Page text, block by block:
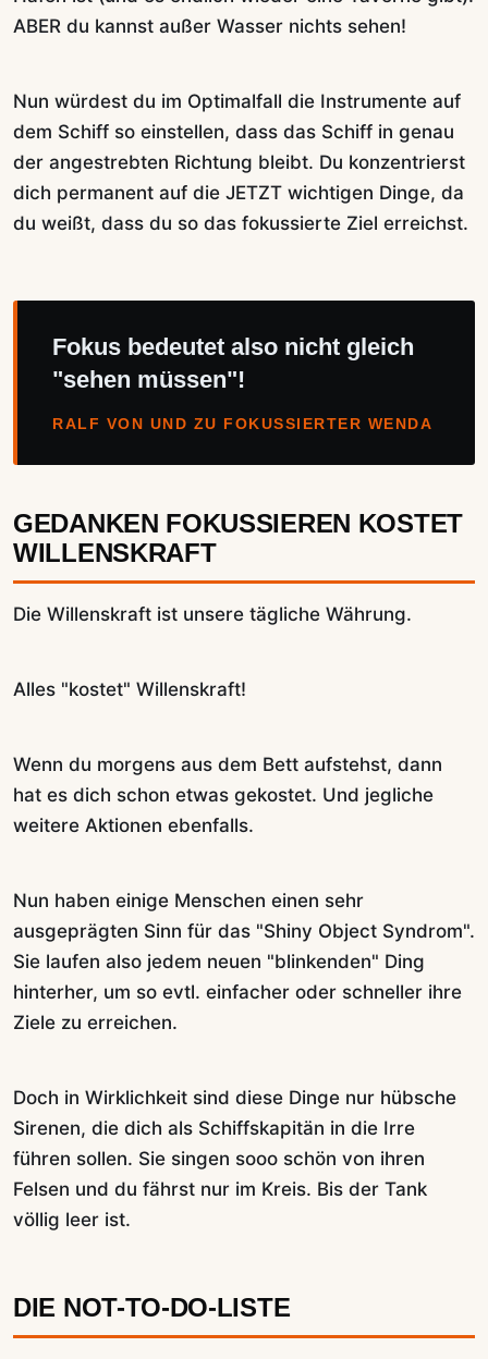
ABER du kannst außer Wasser nichts sehen!
Nun würdest du im Optimalfall die Instrumente auf
dem Schiff so einstellen, dass das Schiff in genau
der angestrebten Richtung bleibt. Du konzentrierst
dich permanent auf die JETZT wichtigen Dinge, da
du weißt, dass du so das fokussierte Ziel erreichst.
Fokus bedeutet also nicht gleich
"sehen müssen"!
RALF VON UND ZU FOKUSSIERTER WENDA
GEDANKEN FOKUSSIEREN KOSTET
WILLENSKRAFT
Die Willenskraft ist unsere tägliche Währung.
Alles "kostet" Willenskraft!
Wenn du morgens aus dem Bett aufstehst, dann
hat es dich schon etwas gekostet. Und jegliche
weitere Aktionen ebenfalls.
Nun haben einige Menschen einen sehr
ausgeprägten Sinn für das "Shiny Object Syndrom".
Sie laufen also jedem neuen "blinkenden" Ding
hinterher, um so evtl. einfacher oder schneller ihre
Ziele zu erreichen.
Doch in Wirklichkeit sind diese Dinge nur hübsche
Sirenen, die dich als Schiffskapitän in die Irre
führen sollen. Sie singen sooo schön von ihren
Felsen und du fährst nur im Kreis. Bis der Tank
völlig leer ist.
DIE NOT-TO-DO-LISTE